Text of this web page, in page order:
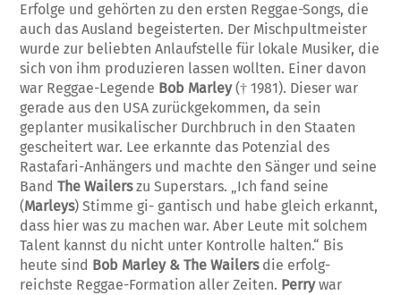
Erfolge und gehörten zu den ersten Reggae-Songs, die
auch das Ausland begeisterten. Der Mischpultmeister
wurde zur beliebten Anlaufstelle für lokale Musiker, die
sich von ihm produzieren lassen wollten. Einer davon
war Reggae-Legende Bob Marley(† 1981). Dieser war
gerade aus den USA zurückgekommen, da sein
geplanter musikalischer Durchbruch in den Staaten
gescheitert war. Lee erkannte das Potenzial des
Rastafari-Anhängers und machte den Sänger und seine
BandThe Wailerszu Superstars. „Ich fand seine
(Marleys) Stimme gi- gantisch und habe gleich erkannt,
dass hier was zu machen war. Aber Leute mit solchem
Talent kannst du nicht unter Kontrolle halten.“ Bis
heute sind Bob Marley & The Wailersdie erfolg-
reichste Reggae-Formation aller Zeiten. Perrywar